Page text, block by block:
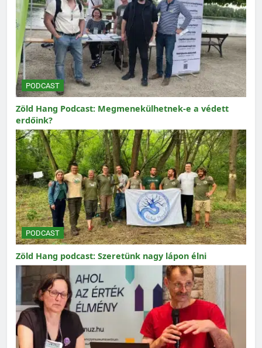
PODCAST
Zöld Hang Podcast: Megmenekülhetnek-e a védett
erdőink?
PODCAST
Zöld Hang podcast: Szeretünk nagy lápon élni